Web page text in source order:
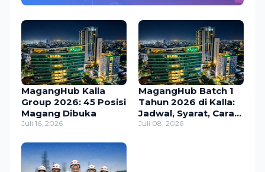
MagangHub Kalla
Group 2026: 45 Posisi
Magang Dibuka
Juli 16, 2026
MagangHub Batch 1
Tahun 2026 di Kalla:
Jadwal, Syarat, Cara
Daftar, dan Tips
Juli 08, 2026